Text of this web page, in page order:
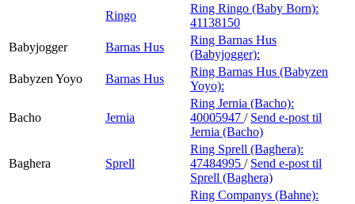
Ringo
Ring Ringo (Baby Born):
41138150
Babyjogger
Barnas Hus
Ring Barnas Hus
(Babyjogger):
Babyzen Yoyo
Barnas Hus
Ring Barnas Hus (Babyzen
Yoyo):
Bacho Jernia
Ring Jernia (Bacho):
40005947 / Send e-post til
Jernia (Bacho)
Baghera Sprell
Ring Sprell (Baghera):
47484995 / Send e-post til
Sprell (Baghera)
Ring Companys (Bahne):